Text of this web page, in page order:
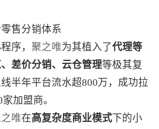
售分销体系
序， 聚之唯为其植入了代理等
差价分销、云仓管理等极其复
半年平台流水超800万，成功拉
加盟商。
唯在高复杂度商业模式下的小